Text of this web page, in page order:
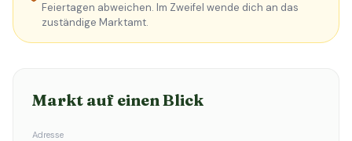
Feiertagen abweichen. Im Zweifel wende dich an das
zuständige Marktamt.
Markt auf einen Blick
Adresse